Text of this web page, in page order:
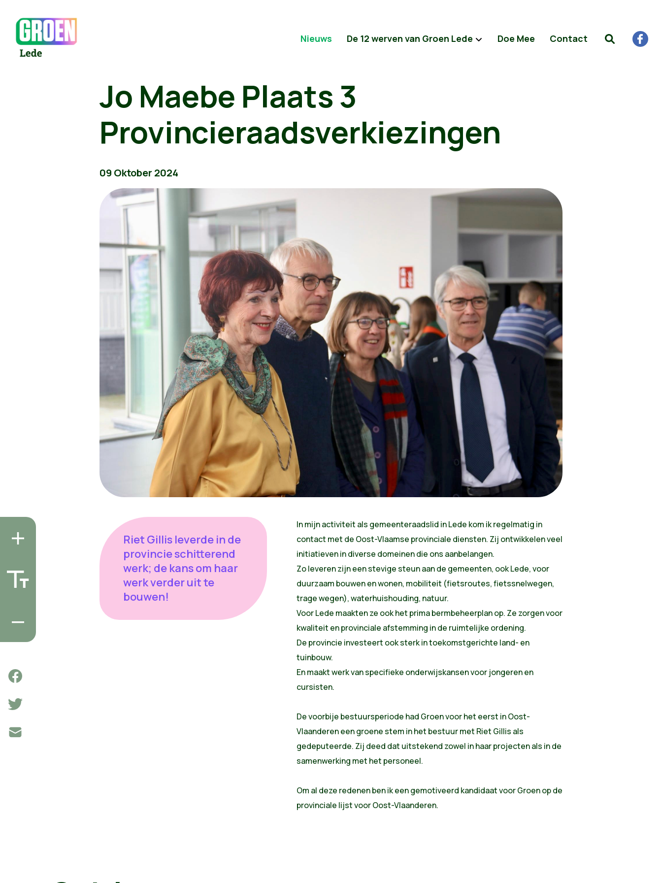
Nieuws De 12 werven van Groen Lede Doe Mee Contact
Jo Maebe Plaats 3
Provincieraadsverkiezingen
09 Oktober 2024
Riet Gillis leverde in de
provincie schitterend
werk; de kans om haar
werk verder uit te
bouwen!
In mijn activiteit als gemeenteraadslid in Lede kom ik regelmatig in
contact met de Oost-Vlaamse provinciale diensten. Zij ontwikkelen veel
initiatieven in diverse domeinen die ons aanbelangen.
Zo leveren zijn een stevige steun aan de gemeenten, ook Lede, voor
duurzaam bouwen en wonen, mobiliteit (fietsroutes, fietssnelwegen,
trage wegen), waterhuishouding, natuur.
Voor Lede maakten ze ook het prima bermbeheerplan op. Ze zorgen voor
kwaliteit en provinciale afstemming in de ruimtelijke ordening.
De provincie investeert ook sterk in toekomstgerichte land- en
tuinbouw.
En maakt werk van specifieke onderwijskansen voor jongeren en
cursisten.
De voorbije bestuursperiode had Groen voor het eerst in Oost-
Vlaanderen een groene stem in het bestuur met Riet Gillis als
gedeputeerde. Zij deed dat uitstekend zowel in haar projecten als in de
samenwerking met het personeel.
Om al deze redenen ben ik een gemotiveerd kandidaat voor Groen op de
provinciale lijst voor Oost-Vlaanderen.